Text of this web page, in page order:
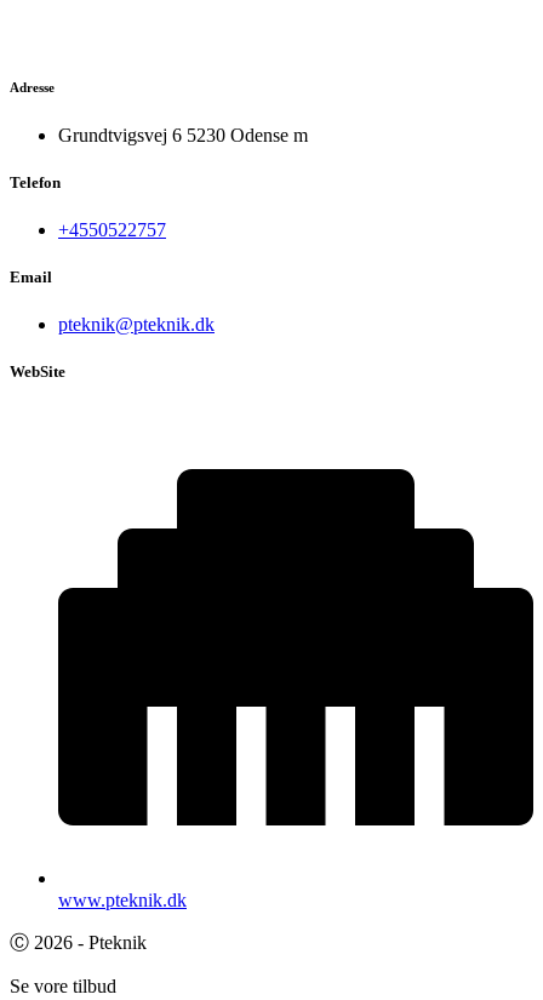
Adresse
Grundtvigsvej 6 5230 Odense m
Telefon
+4550522757
Email
pteknik@pteknik.dk
WebSite
www.pteknik.dk
Ⓒ 2026 - Pteknik
Se vore tilbud